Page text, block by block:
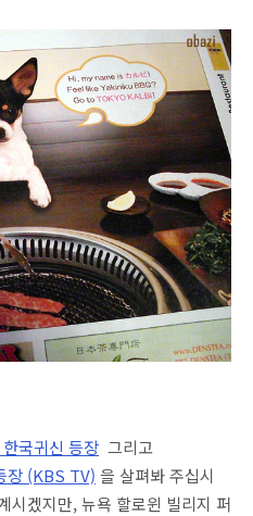
국귀신 등장 그리고
장 (KBS TV) 을 살펴봐 주십시
시겠지만, 뉴욕 할로윈 빌리지 퍼